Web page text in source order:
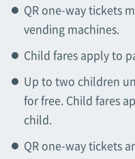
QR one-way tickets
vending machines.
Child fares apply to
Up to two children
for free. Child fares
child.
QR one-way tickets